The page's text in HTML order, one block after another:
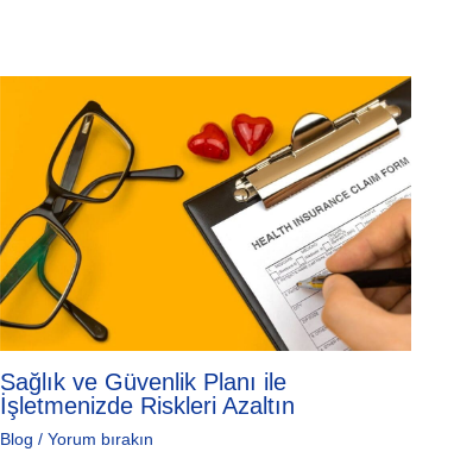
Sağlık ve Güvenlik Planı ile
İşletmenizde Riskleri Azaltın
Blog / Yorum bırakın